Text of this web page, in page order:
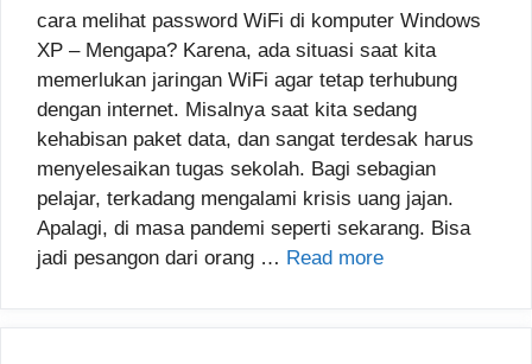
cara melihat password WiFi di komputer Windows
XP – Mengapa? Karena, ada situasi saat kita
memerlukan jaringan WiFi agar tetap terhubung
dengan internet. Misalnya saat kita sedang
kehabisan paket data, dan sangat terdesak harus
menyelesaikan tugas sekolah. Bagi sebagian
pelajar, terkadang mengalami krisis uang jajan.
Apalagi, di masa pandemi seperti sekarang. Bisa
jadi pesangon dari orang … Read more